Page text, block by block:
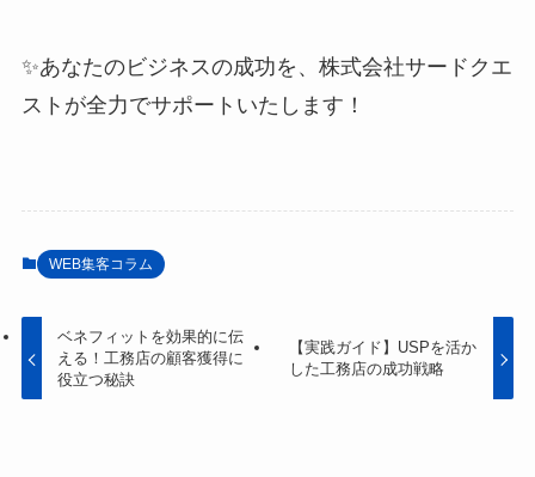
✨あなたのビジネスの成功を、株式会社サードクエ
ストが全力でサポートいたします！
WEB集客コラム
ベネフィットを効果的に伝
える！工務店の顧客獲得に
役立つ秘訣
【実践ガイド】USPを活か
した工務店の成功戦略